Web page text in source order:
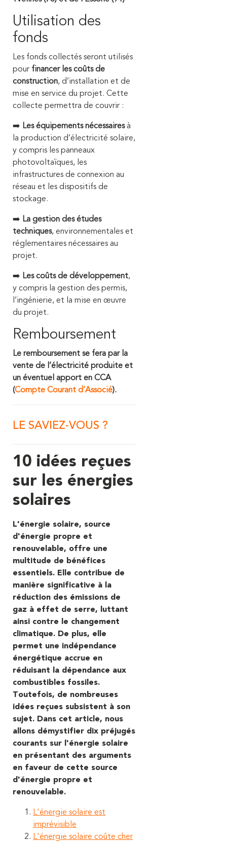
Utilisation des
fonds
Les fonds collectés seront utilisés
pour financer les coûts de
construction, d’installation et de
mise en service du projet. Cette
collecte permettra de couvrir :
➡️ Les équipements nécessairesà
la production d’électricité solaire,
y compris les panneaux
photovoltaïques, les
infrastructures de connexion au
réseau et les dispositifs de
stockage.
➡️ La gestion des études
techniques, environnementales et
réglementaires nécessaires au
projet.
➡️ Les coûts de développement,
y compris la gestion des permis,
l’ingénierie, et la mise en œuvre
du projet.
Remboursement
Le remboursement se fera par la
vente de l’électricité produite et
un éventuel apport en CCA
(Compte Courant d’Associé).
LE SAVIEZ-VOUS ?
10 idées reçues
sur les énergies
solaires
L'énergie solaire, source
d'énergie propre et
renouvelable, offre une
multitude de bénéfices
essentiels. Elle contribue de
manière significative à la
réduction des émissions de
gaz à effet de serre, luttant
ainsi contre le changement
climatique. De plus, elle
permet une indépendance
énergétique accrue en
réduisant la dépendance aux
combustibles fossiles.
Toutefois, de nombreuses
idées reçues subsistent à son
sujet. Dans cet article, nous
allons démystifier dix préjugés
courants sur l'énergie solaire
en présentant des arguments
en faveur de cette source
d'énergie propre et
renouvelable.
L'énergie solaire est
imprévisible
L'énergie solaire coûte cher